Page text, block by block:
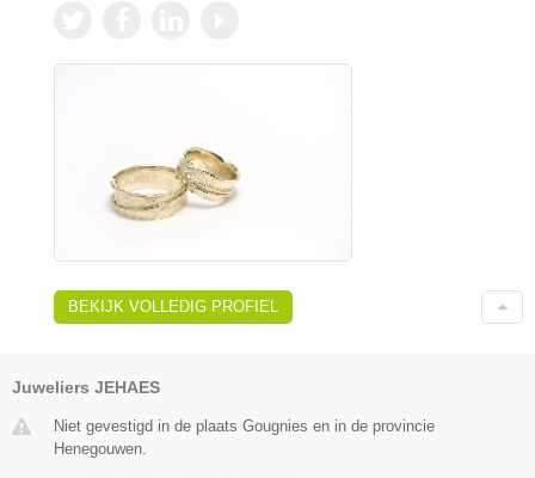
BEKIJK VOLLEDIG PROFIEL
Juweliers JEHAES
Niet gevestigd in de plaats Gougnies en in de provincie
Henegouwen.